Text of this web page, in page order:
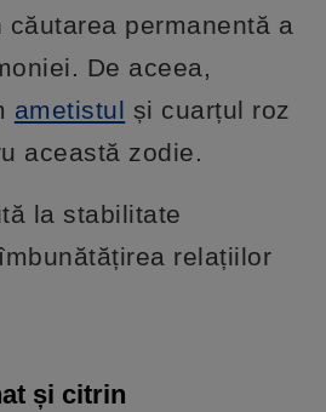
permanentă a
De aceea,
ametistul și cuarțul roz
această zodie.
la stabilitate
relațiilor
și citrin